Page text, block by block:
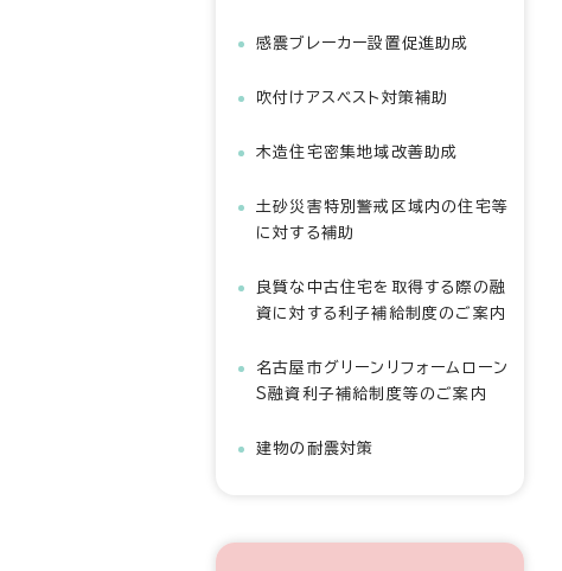
感震ブレーカー設置促進助成
吹付けアスベスト対策補助
木造住宅密集地域改善助成
土砂災害特別警戒区域内の住宅等
に対する補助
良質な中古住宅を取得する際の融
資に対する利子補給制度のご案内
名古屋市グリーンリフォームローン
S融資利子補給制度等のご案内
建物の耐震対策